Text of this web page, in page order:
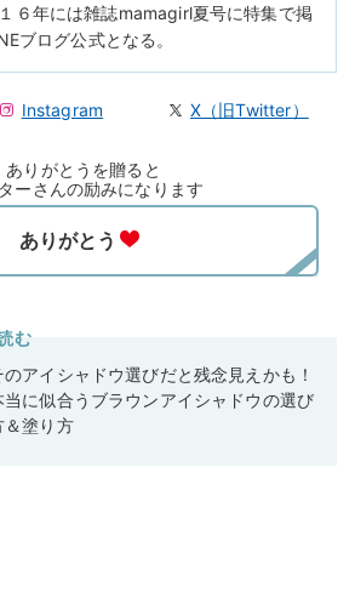
６年には雑誌mamagirl夏号に特集で掲
ブログ公式となる。
Instagram X（旧Twitter）
ありがとうを贈ると
ーさんの励みになります
む
のアイシャドウ選びだと残念見えかも！
当に似合うブラウンアイシャドウの選び
＆塗り方